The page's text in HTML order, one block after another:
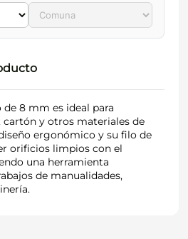
de 8 mm es ideal para
cartón y otros materiales de
ergonómico y su filo de
orificios limpios con el
una herramienta
de manualidades,